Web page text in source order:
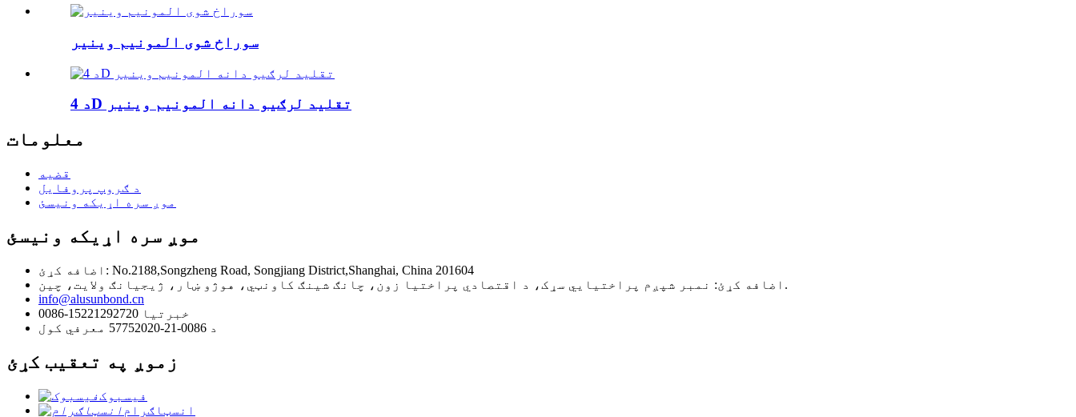
سوراخ شوی المونیم وینیر
د 4D تقلید لرګیو دانه المونیم وینیر
معلومات
قضیه
د ګروپ پروفایل
موږ سره اړیکه ونیسئ
موږ سره اړیکه ونیسئ
اضافه کړئ: No.2188,Songzheng Road, Songjiang District,Shanghai, China 201604
اضافه کړئ: نمبر شپږم پراختیایي سړک، د اقتصادي پراختیا زون، چانګ شینګ کاونټي، هوژو ښار، ژیجیانګ ولایت، چین.
info@alusunbond.cn
0086-15221292720 خبرتیا
د 0086-21-57752020 معرفي کول
زموږ په تعقیب کړئ
فیسبوک
انسټاګرام